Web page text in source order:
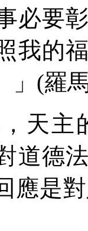
必要
我的
」 (羅
天主
道德
應是對